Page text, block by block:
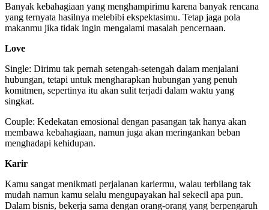
Banyak kebahagiaan yang menghampirimu karena banyak rencana
yang ternyata hasilnya melebibi ekspektasimu. Tetap jaga pola
makanmu jika tidak ingin mengalami masalah pencernaan.
Love
Single: Dirimu tak pernah setengah-setengah dalam menjalani
hubungan, tetapi untuk mengharapkan hubungan yang penuh
komitmen, sepertinya itu akan sulit terjadi dalam waktu yang
singkat.
Couple: Kedekatan emosional dengan pasangan tak hanya akan
membawa kebahagiaan, namun juga akan meringankan beban
menghadapi kehidupan.
Karir
Kamu sangat menikmati perjalanan kariermu, walau terbilang tak
mudah namun kamu selalu mengupayakan hal sekecil apa pun.
Dalam bisnis, bekerja sama dengan orang-orang yang berpengaruh